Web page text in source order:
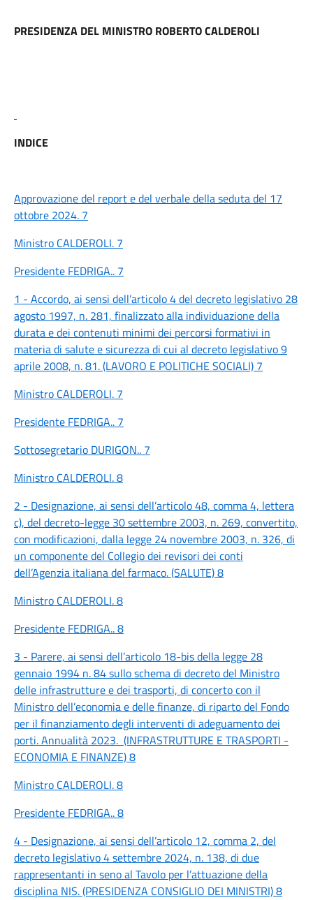
PRESIDENZA DEL MINISTRO ROBERTO CALDEROLI
INDICE
Approvazione del report e del verbale della seduta del 17
ottobre 2024. 7
Ministro CALDEROLI. 7
Presidente FEDRIGA.. 7
1 - Accordo, ai sensi dell’articolo 4 del decreto legislativo 28
agosto 1997, n. 281, finalizzato alla individuazione della
durata e dei contenuti minimi dei percorsi formativi in
materia di salute e sicurezza di cui al decreto legislativo 9
aprile 2008, n. 81. (LAVORO E POLITICHE SOCIALI) 7
Ministro CALDEROLI. 7
Presidente FEDRIGA.. 7
Sottosegretario DURIGON.. 7
Ministro CALDEROLI. 8
2 - Designazione, ai sensi dell’articolo 48, comma 4, lettera
c), del decreto-legge 30 settembre 2003, n. 269, convertito,
con modificazioni, dalla legge 24 novembre 2003, n. 326, di
un componente del Collegio dei revisori dei conti
dell’Agenzia italiana del farmaco. (SALUTE) 8
Ministro CALDEROLI. 8
Presidente FEDRIGA.. 8
3 - Parere, ai sensi dell’articolo 18-bis della legge 28
gennaio 1994 n. 84 sullo schema di decreto del Ministro
delle infrastrutture e dei trasporti, di concerto con il
Ministro dell’economia e delle finanze, di riparto del Fondo
per il finanziamento degli interventi di adeguamento dei
porti. Annualità 2023. (INFRASTRUTTURE E TRASPORTI -
ECONOMIA E FINANZE) 8
Ministro CALDEROLI. 8
Presidente FEDRIGA.. 8
4 - Designazione, ai sensi dell’articolo 12, comma 2, del
decreto legislativo 4 settembre 2024, n. 138, di due
rappresentanti in seno al Tavolo per l’attuazione della
disciplina NIS. (PRESIDENZA CONSIGLIO DEI MINISTRI) 8